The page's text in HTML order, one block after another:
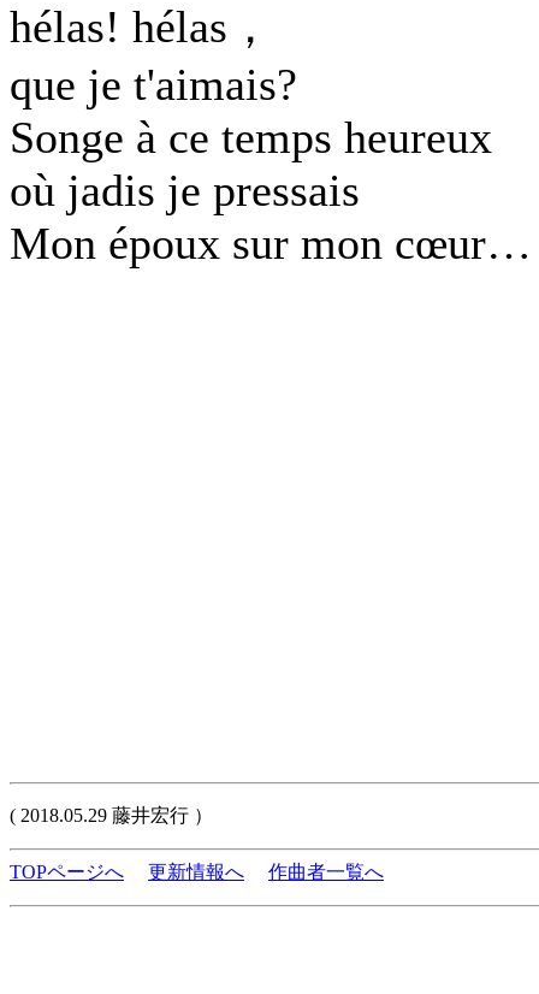
hélas! hélas，
que je t'aimais?
Songe à ce temps heureux
où jadis je pressais
Mon époux sur mon cœur…
( 2018.05.29 藤井宏行 ）
TOPページへ 更新情報へ 作曲者一覧へ